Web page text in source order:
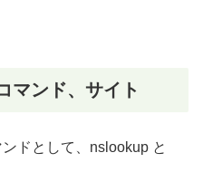
マンド、サイト
ドとして、nslookup と